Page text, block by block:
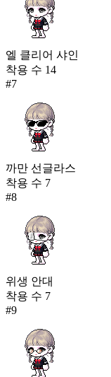
엘 클리어 샤인
착용 수 14
#7
까만 선글라스
착용 수 7
#8
위생 안대
착용 수 7
#9